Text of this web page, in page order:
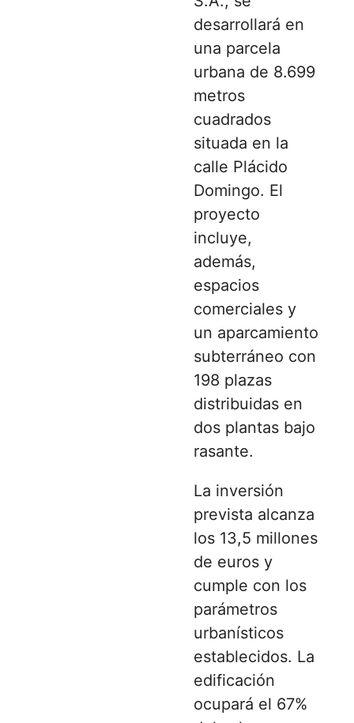
desarrollará en
una parcela
urbana de 8.699
metros
cuadrados
situada en la
calle Plácido
Domingo. El
proyecto
incluye,
además,
espacios
comerciales y
un aparcamiento
subterráneo con
198 plazas
distribuidas en
dos plantas bajo
rasante.
La inversión
prevista alcanza
los 13,5 millones
de euros y
cumple con los
parámetros
urbanísticos
establecidos. La
edificación
ocupará el 67%